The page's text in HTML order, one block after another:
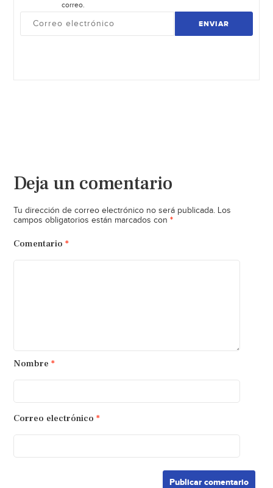
correo.
ENVIAR
Deja un comentario
Tu dirección de correo electrónico no será publicada. Los
campos obligatorios están marcados con *
Comentario *
Nombre *
Correo electrónico *